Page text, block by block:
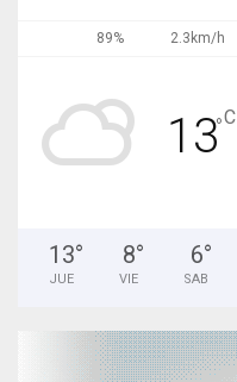
89% 2.3km/h
13°C
13°
JUE
8°
VIE
6°
SAB